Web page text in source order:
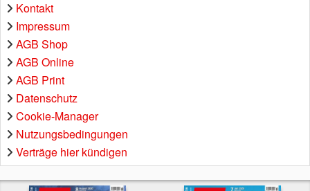
Kontakt
Impressum
AGB Shop
AGB Online
AGB Print
Datenschutz
Cookie-Manager
Nutzungsbedingungen
Verträge hier kündigen